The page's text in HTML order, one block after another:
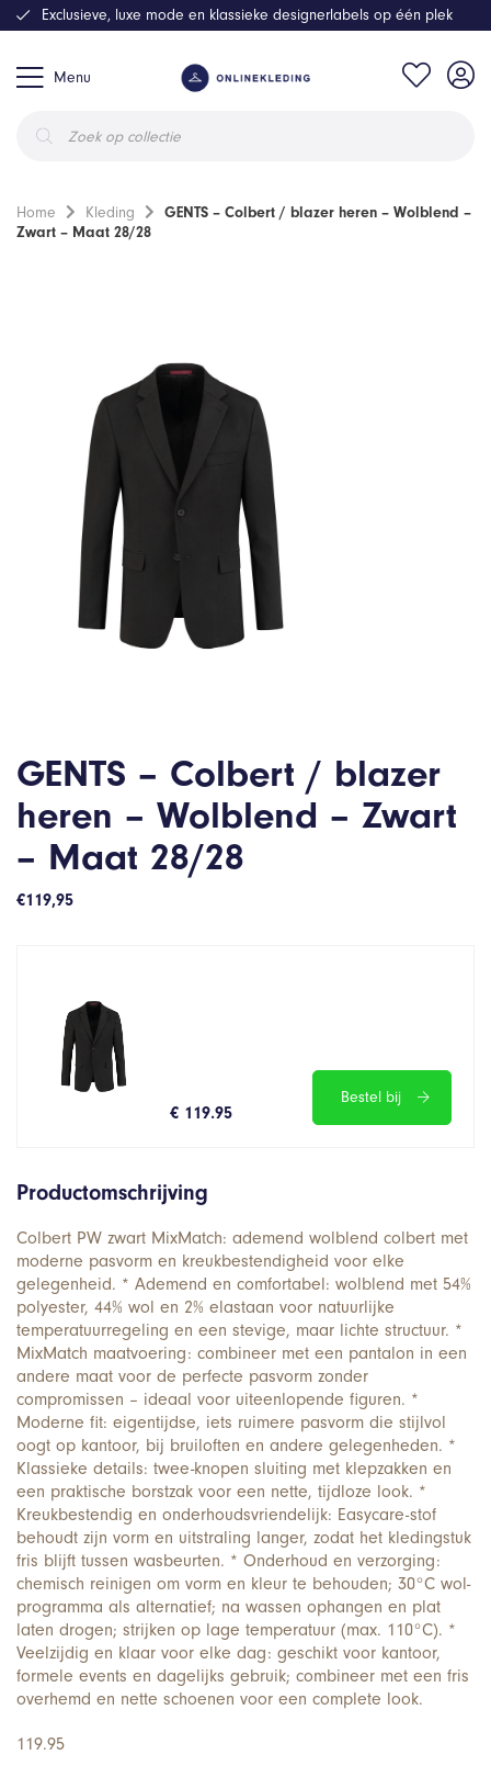
Menu
zoeken
Exclusieve, luxe mode en klassieke designerlabels op één plek
Home Kleding
GENTS – Colbert / blazer heren – Wolblend –
Zwart – Maat 28/28
GENTS – Colbert / blazer
heren – Wolblend – Zwart
– Maat 28/28
€119,95
€ 119.95
Bestel bij
Productomschrijving
Colbert PW zwart MixMatch: ademend wolblend colbert met
moderne pasvorm en kreukbestendigheid voor elke
gelegenheid. * Ademend en comfortabel: wolblend met 54%
polyester, 44% wol en 2% elastaan voor natuurlijke
temperatuurregeling en een stevige, maar lichte structuur. *
MixMatch maatvoering: combineer met een pantalon in een
andere maat voor de perfecte pasvorm zonder
compromissen – ideaal voor uiteenlopende figuren. *
Moderne fit: eigentijdse, iets ruimere pasvorm die stijlvol
oogt op kantoor, bij bruiloften en andere gelegenheden. *
Klassieke details: twee-knopen sluiting met klepzakken en
een praktische borstzak voor een nette, tijdloze look. *
Kreukbestendig en onderhoudsvriendelijk: Easycare-stof
behoudt zijn vorm en uitstraling langer, zodat het kledingstuk
fris blijft tussen wasbeurten. * Onderhoud en verzorging:
chemisch reinigen om vorm en kleur te behouden; 30°C wol-
programma als alternatief; na wassen ophangen en plat
laten drogen; strijken op lage temperatuur (max. 110°C). *
Veelzijdig en klaar voor elke dag: geschikt voor kantoor,
formele events en dagelijks gebruik; combineer met een fris
overhemd en nette schoenen voor een complete look.
119.95